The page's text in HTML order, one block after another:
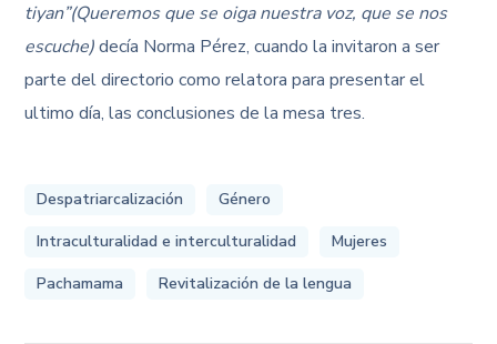
tiyan”(Queremos que se oiga nuestra voz, que se nos
escuche)decía Norma Pérez, cuando la invitaron a ser
parte del directorio como relatora para presentar el
ultimo día, las conclusiones de la mesa tres.
Despatriarcalización
Género
Intraculturalidad e interculturalidad
Mujeres
Pachamama
Revitalización de la lengua